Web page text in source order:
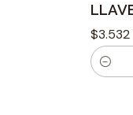
$3.532
C